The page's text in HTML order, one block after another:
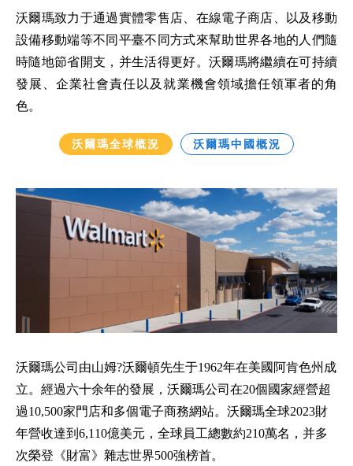
沃爾瑪致力于通過實體零售店、在線電子商店、以及移動
設備移動端等不同平臺不同方式來幫助世界各地的人們隨
時隨地節省開支，并生活得更好。沃爾瑪將繼續在可持續
發展、企業社會責任以及就業機會領域擔任領軍者的角
色。
沃爾瑪全球概況 沃爾瑪中國概況
沃爾瑪公司由山姆?沃爾頓先生于1962年在美國阿肯色州成
立。經過六十余年的發展，沃爾瑪公司在20個國家經營超
過10,500家門店和多個電子商務網站。沃爾瑪全球2023財
年營收達到6,110億美元，全球員工總數約210萬名，并多
次榮登《財富》雜志世界500強榜首。